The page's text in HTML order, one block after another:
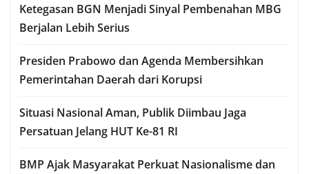
Ketegasan BGN Menjadi Sinyal Pembenahan MBG
Berjalan Lebih Serius
Presiden Prabowo dan Agenda Membersihkan
Pemerintahan Daerah dari Korupsi
Situasi Nasional Aman, Publik Diimbau Jaga
Persatuan Jelang HUT Ke-81 RI
BMP Ajak Masyarakat Perkuat Nasionalisme dan